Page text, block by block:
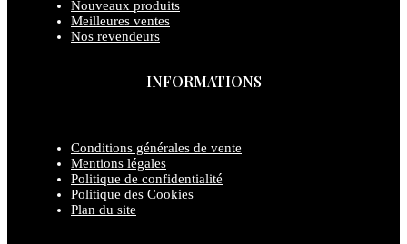
Nouveaux produits
Meilleures ventes
Nos revendeurs
INFORMATIONS
Conditions générales de vente
Mentions légales
Politique de confidentialité
Politique des Cookies
Plan du site